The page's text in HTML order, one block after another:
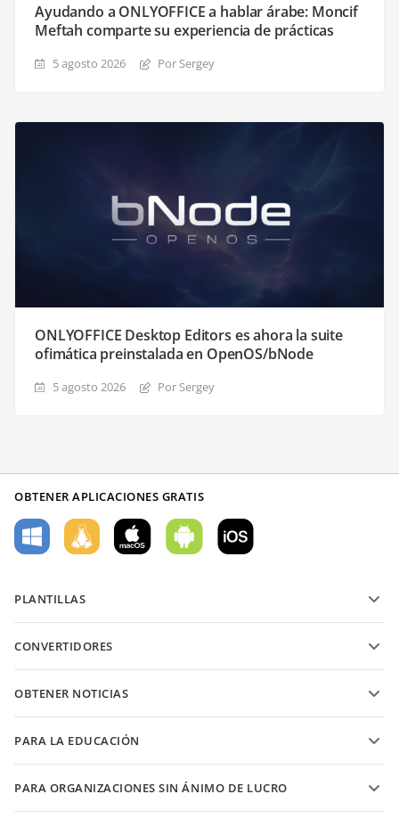
Ayudando a ONLYOFFICE a hablar árabe: Moncif
Meftah comparte su experiencia de prácticas
5 agosto 2026 Por Sergey
ONLYOFFICE Desktop Editors es ahora la suite
ofimática preinstalada en OpenOS/bNode
5 agosto 2026 Por Sergey
OBTENER APLICACIONES GRATIS
PLANTILLAS
Plantillas de documentos de texto
CONVERTIDORES
Convierte hojas de cálculo
OBTENER NOTICIAS
PARA LA EDUCACIÓN
Para educadores
PARA ORGANIZACIONES SIN ÁNIMO DE LUCRO